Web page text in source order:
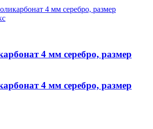
4 мм серебро, размер
4 мм серебро, размер